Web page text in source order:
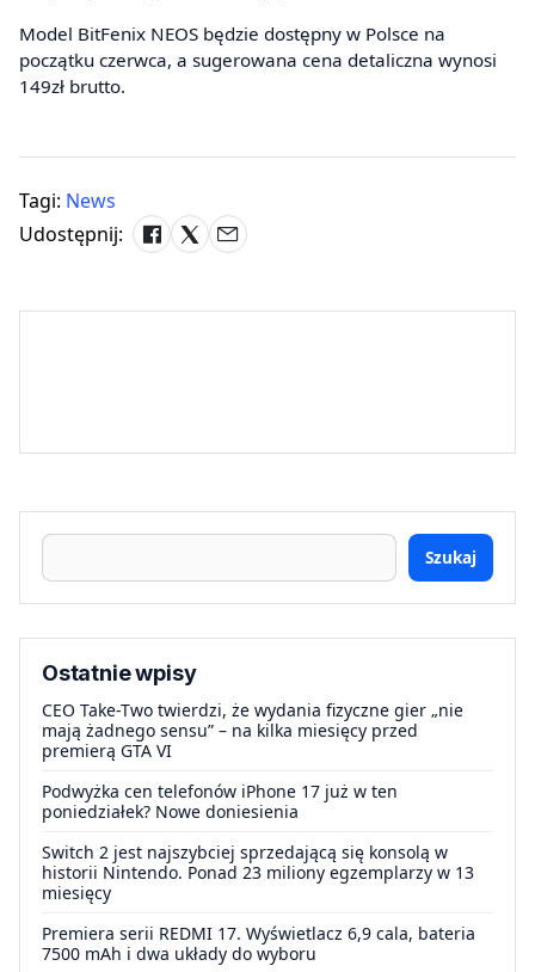
Model BitFenix NEOS będzie dostępny w Polsce na
początku czerwca, a sugerowana cena detaliczna wynosi
149zł brutto.
Tagi: News
Udostępnij:
Szukaj
Ostatnie wpisy
CEO Take-Two twierdzi, że wydania fizyczne gier „nie
mają żadnego sensu” – na kilka miesięcy przed
premierą GTA VI
Podwyżka cen telefonów iPhone 17 już w ten
poniedziałek? Nowe doniesienia
Switch 2 jest najszybciej sprzedającą się konsolą w
historii Nintendo. Ponad 23 miliony egzemplarzy w 13
miesięcy
Premiera serii REDMI 17. Wyświetlacz 6,9 cala, bateria
7500 mAh i dwa układy do wyboru